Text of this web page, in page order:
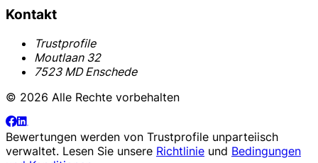
Kontakt
Trustprofile
Moutlaan 32
7523 MD Enschede
© 2026 Alle Rechte vorbehalten
Bewertungen werden von Trustprofile unparteiisch
verwaltet. Lesen Sie unsere Richtlinie und Bedingungen